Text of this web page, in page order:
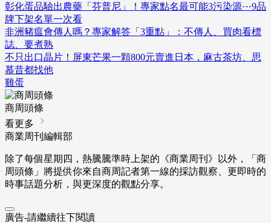
彰化蛋品驗出農藥「芬普尼」！專家點名最可能3污染源⋯9品
牌下架名單一次看
非洲豬瘟會傳人嗎？專家解答「3重點」：不傳人、買肉看標
誌、要煮熟
不只出口晶片！屏東芒果一顆800元賣進日本，麻古茶坊、思
慕昔都找他
雞蛋
商周頭條
看更多
商業周刊編輯部
除了每個星期四，熱騰騰準時上架的《商業周刊》以外，「商
周頭條」將提供你來自商周記者第一線的採訪觀察、 更即時的
時事話題分析，與更深度的觀點分享。
廣告-請繼續往下閱讀